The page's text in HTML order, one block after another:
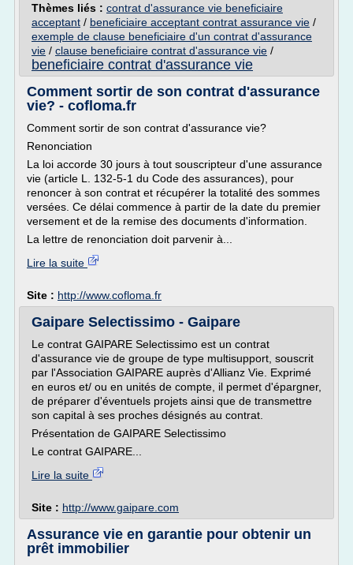
Thèmes liés : contrat d'assurance vie beneficiaire
acceptant / beneficiaire acceptant contrat assurance vie /
exemple de clause beneficiaire d'un contrat d'assurance
vie / clause beneficiaire contrat d'assurance vie /
beneficiaire contrat d'assurance vie
Comment sortir de son contrat d'assurance
vie? - cofloma.fr
Comment sortir de son contrat d'assurance vie?
Renonciation
La loi accorde 30 jours à tout souscripteur d'une assurance
vie (article L. 132-5-1 du Code des assurances), pour
renoncer à son contrat et récupérer la totalité des sommes
versées. Ce délai commence à partir de la date du premier
versement et de la remise des documents d'information.
La lettre de renonciation doit parvenir à...
Lire la suite
Site : http://www.cofloma.fr
Gaipare Selectissimo - Gaipare
Le contrat GAIPARE Selectissimo est un contrat
d'assurance vie de groupe de type multisupport, souscrit
par l'Association GAIPARE auprès d'Allianz Vie. Exprimé
en euros et/ ou en unités de compte, il permet d'épargner,
de préparer d'éventuels projets ainsi que de transmettre
son capital à ses proches désignés au contrat.
Présentation de GAIPARE Selectissimo
Le contrat GAIPARE...
Lire la suite
Site : http://www.gaipare.com
Assurance vie en garantie pour obtenir un
prêt immobilier